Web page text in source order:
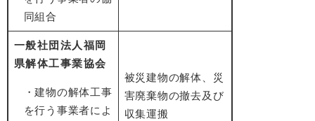
同組合
一般社団法人福岡
県解体工事業協会
・建物の解体工事
を行う事業者によ
被災建物の解体、災
害廃棄物の撤去及び
収集運搬